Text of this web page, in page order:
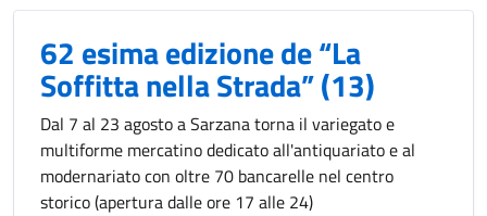
62 esima edizione de “La
Soffitta nella Strada” (13)
Dal 7 al 23 agosto a Sarzana torna il variegato e
multiforme mercatino dedicato all'antiquariato e al
modernariato con oltre 70 bancarelle nel centro
storico (apertura dalle ore 17 alle 24)